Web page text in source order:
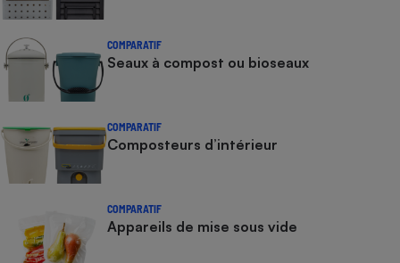
COMPARATIF
Seaux à compost ou bioseaux
COMPARATIF
Composteurs d’intérieur
COMPARATIF
Appareils de mise sous vide